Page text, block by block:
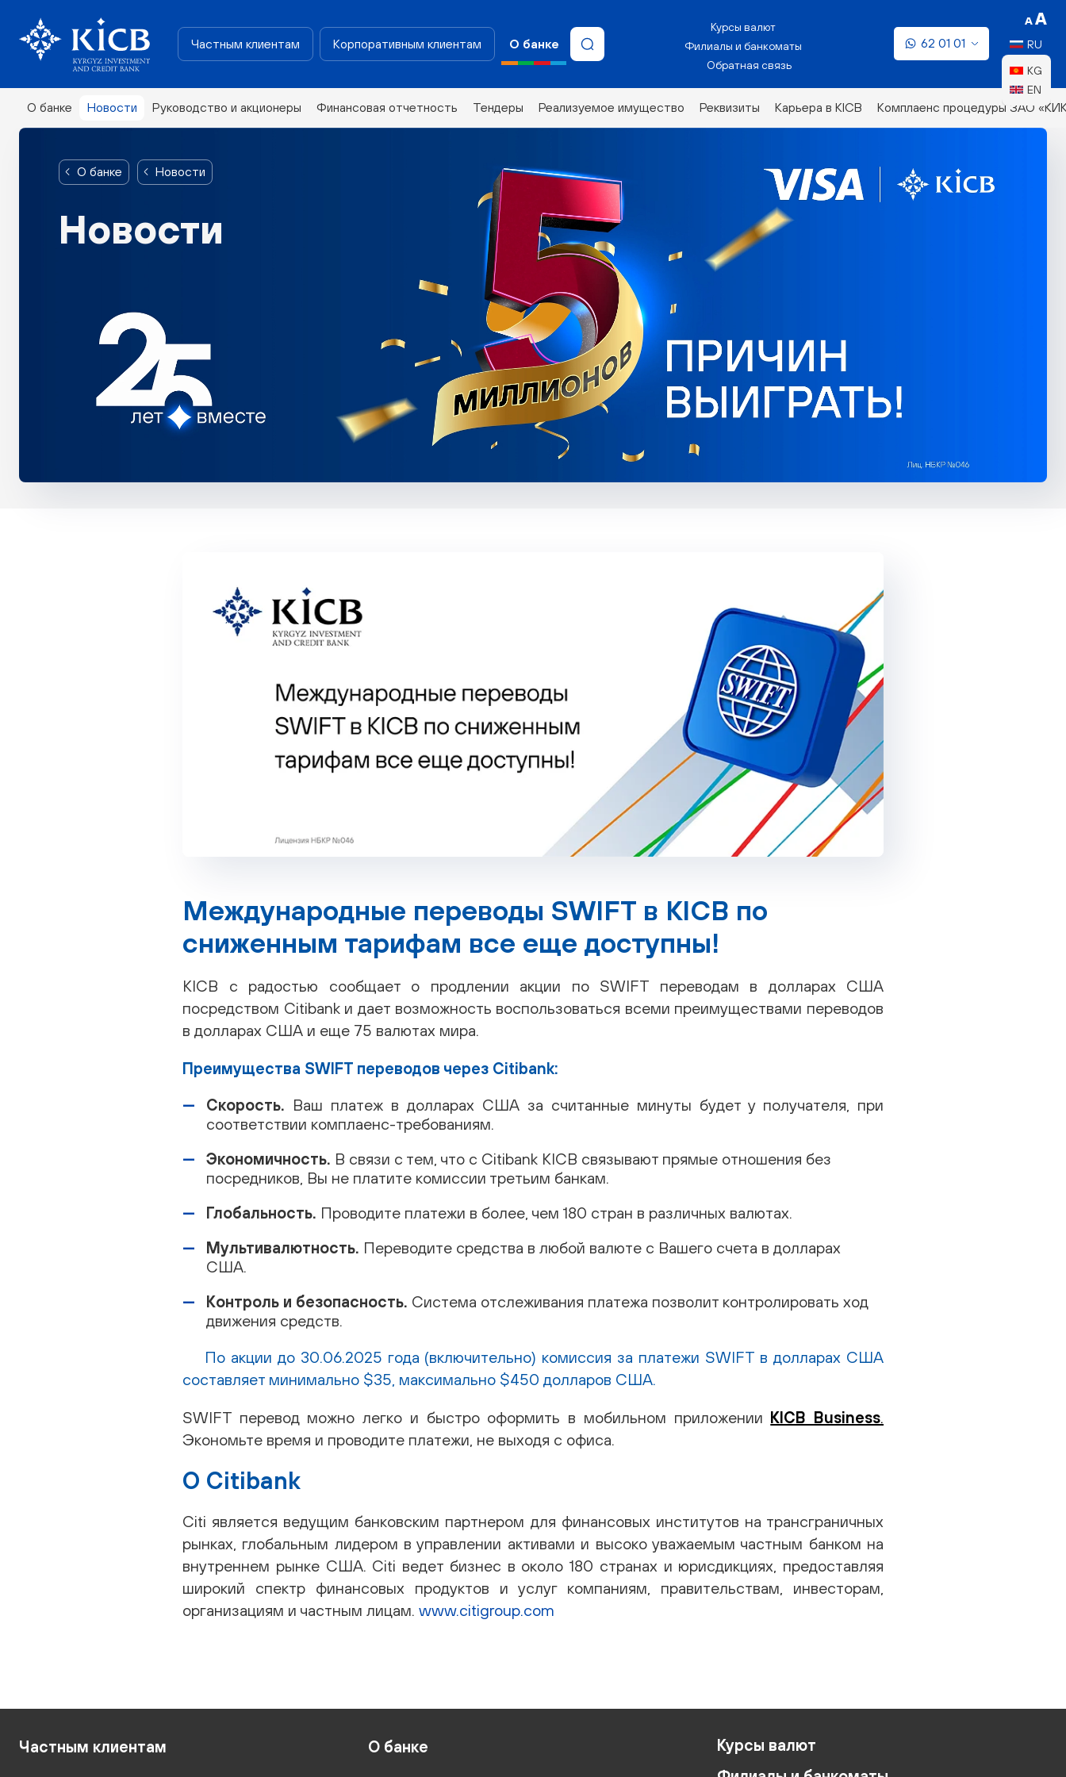
RU
KG
EN
Частным клиентам Корпоративным клиентам О банке
О банке Новости Руководство и акционеры Финансовая отчетность Тендеры Реализуемое имущество Реквизиты Карьера в KICB Комплаенс процедуры ЗАО
Курсы валют
Филиалы и банкоматы
Обратная связь
62 01 01
О банке Новости
Новости
Международные переводы SWIFT в KICB по
сниженным тарифам все еще доступны!
KICB с радостью сообщает о продлении акции по SWIFT переводам в долларах США
посредством Citibank и дает возможность воспользоваться всеми преимуществами переводов
в долларах США и еще 75 валютах мира.
Преимущества SWIFT переводов через Citibank:
Скорость. Ваш платеж в долларах США за считанные минуты будет у получателя, при
соответствии комплаенс-требованиям.
Экономичность. В связи с тем, что с Citibank KICB связывают прямые отношения без
посредников, Вы не платите комиссии третьим банкам.
Глобальность. Проводите платежи в более, чем 180 стран в различных валютах.
Мультивалютность. Переводите средства в любой валюте с Вашего счета в долларах
США.
Контроль и безопасность. Система отслеживания платежа позволит контролировать ход
движения средств.
По акции до 30.06.2025 года (включительно) комиссия за платежи SWIFT в долларах США
составляет минимально $35, максимально $450 долларов США.
SWIFT перевод можно легко и быстро оформить в мобильном приложении KICB Business
Экономьте время и проводите платежи, не выходя с офиса.
О Citibank
Citi является ведущим банковским партнером для финансовых институтов на трансграничных
рынках, глобальным лидером в управлении активами и высоко уважаемым частным банком на
внутреннем рынке США. Citi ведет бизнес в около 180 странах и юрисдикциях, предоставляя
широкий спектр финансовых продуктов и услуг компаниям, правительствам, инвесторам,
организациям и частным лицам. www.citigroup.com
Частным клиентам О банке
Курсы валют